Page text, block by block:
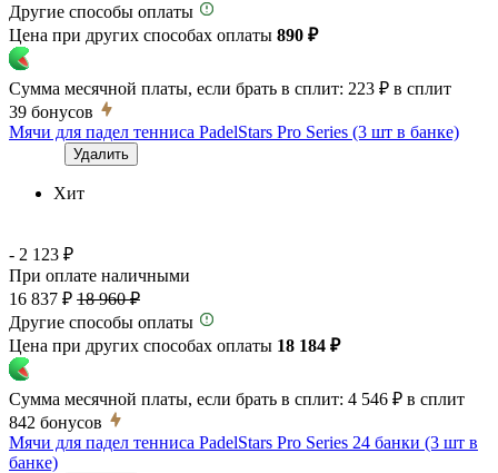
Другие способы оплаты
Цена при других способах оплаты 890 ₽
Сумма месячной платы, если брать в сплит: 223 ₽ в сплит
39 бонусов
Мячи для падел тенниса PadelStars Pro Series (3 шт в банке)
Удалить
Хит
- 2 123 ₽
При оплате наличными
16 837 ₽ 18 960 ₽
Другие способы оплаты
Цена при других способах оплаты 18 184 ₽
Сумма месячной платы, если брать в сплит: 4 546 ₽ в сплит
842 бонусов
Мячи для падел тенниса PadelStars Pro Series 24 банки (3 шт в
банке)